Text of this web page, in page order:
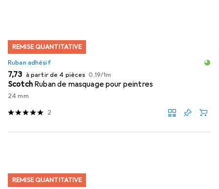
REMISE QUANTITATIVE
Ruban adhésif
EUR
7,73 à partir de 4 pièces EUR
0,19/1m
Scotch Ruban de masquage pour peintres
24 mm
2
REMISE QUANTITATIVE